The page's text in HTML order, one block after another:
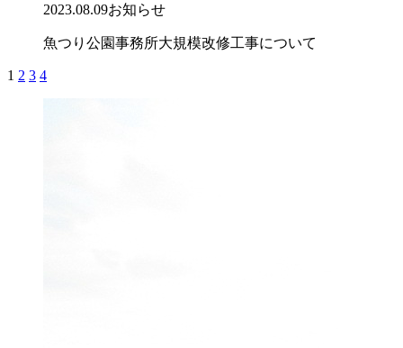
2023.08.09お知らせ
魚つり公園事務所大規模改修工事について
1 2 3 4